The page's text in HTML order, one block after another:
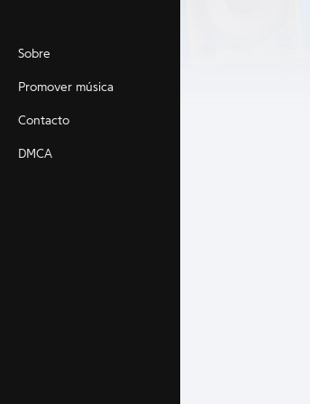
Sobre
Promover música
Contacto
DMCA